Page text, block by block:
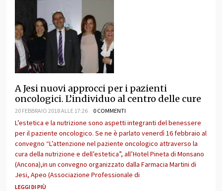
A Jesi nuovi approcci per i pazienti
oncologici. L’individuo al centro delle cure
20 FEBBRAIO 2018 ALLE 17:26 0 COMMENTI
L’estetica e la nutrizione sono aspetti integranti del benessere
per il paziente oncologico. Se ne è parlato venerdì 16 febbraio al
convegno “L’attenzione nel paziente oncologico attraverso la
cura della nutrizione e dell’estetica”, all’Hotel Pineta di Monsano
(Ancona),in un convegno organizzato dalla Farmacia Martini di
Jesi, Apeo (Associazione Professionale di
LEGGI DI PIÙ